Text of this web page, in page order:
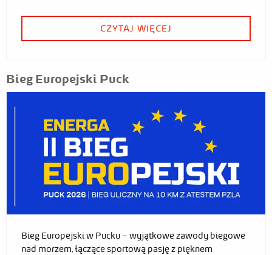
CZYTAJ WIĘCEJ
Bieg Europejski Puck
Bieg Europejski w Pucku – wyjątkowe zawody biegowe
nad morzem, łączące sportową pasję z pięknem